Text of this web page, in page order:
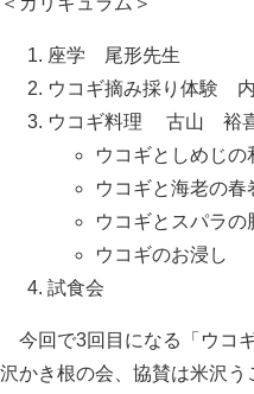
座学 尾形先生
ウコギ摘み採り体験
ウコギ料理 古山 裕
ウコギとしめじの
ウコギと海老の春
ウコギとスパラの
ウコギのお浸し
試食会
今回で3回目になる「ウコ
沢かき根の会、協賛は米沢